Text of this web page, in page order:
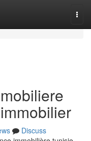
Discuss